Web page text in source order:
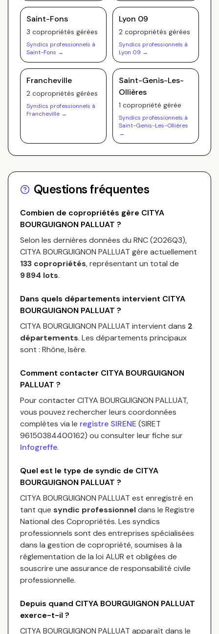
Saint-Fons
3 copropriétés gérées
Syndics professionnels à
Saint-Fons →
Lyon 09
2 copropriétés gérées
Syndics professionnels à
Lyon 09 →
Francheville
2 copropriétés gérées
Syndics professionnels à
Francheville →
Saint-Genis-Les-
Ollières
1 copropriété gérée
Syndics professionnels à
Saint-Genis-Les-Ollières
→
Questions fréquentes
Combien de copropriétés gère CITYA
BOURGUIGNON PALLUAT ?
Selon les dernières données du RNC (2026Q3),
CITYA BOURGUIGNON PALLUAT gère actuellement
133 copropriétés, représentant un total de
9 894 lots.
Dans quels départements intervient CITYA
BOURGUIGNON PALLUAT ?
CITYA BOURGUIGNON PALLUAT intervient dans 2
départements. Les départements principaux
sont : Rhône, Isère.
Comment contacter CITYA BOURGUIGNON
PALLUAT ?
Pour contacterCITYA BOURGUIGNON PALLUAT,
vous pouvez rechercher leurs coordonnées
complètes via le registre SIRENE (SIRET
96150384400162) ou consulter leur fiche sur
Infogreffe.
Quel est le type de syndic de CITYA
BOURGUIGNON PALLUAT ?
CITYA BOURGUIGNON PALLUAT est enregistré en
tant que syndic professionneldans le Registre
National des Copropriétés. Les syndics
professionnels sont des entreprises spécialisées
dans la gestion de copropriété, soumises à la
réglementation de la loi ALUR et obligées de
souscrire une assurance de responsabilité civile
professionnelle.
Depuis quand CITYA BOURGUIGNON PALLUAT
exerce-t-il ?
CITYA BOURGUIGNON PALLUAT apparaît dans le